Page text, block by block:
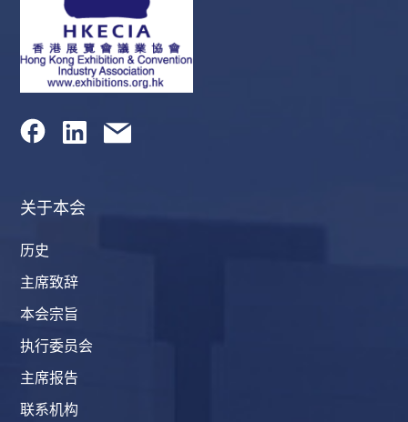
关于本会
历史
主席致辞
本会宗旨
执行委员会
主席报告
联系机构